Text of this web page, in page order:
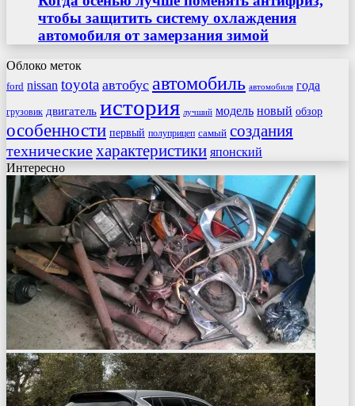
чтобы защитить систему охлаждения
автомобиля от замерзания зимой
Облоко меток
ford nissan toyota автобус автомобиль автомобиля года
грузовик двигатель история лучший модель новый обзор
особенности первый полуприцеп самый создания
техническиехарактеристики японский
Интересно